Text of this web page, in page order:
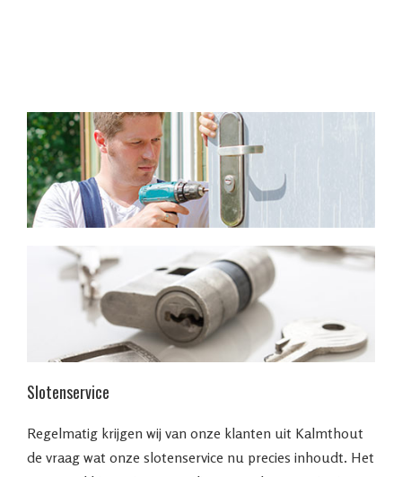
Slotenservice
Regelmatig krijgen wij van onze klanten uit Kalmthout
de vraag wat onze slotenservice nu precies inhoudt. Het